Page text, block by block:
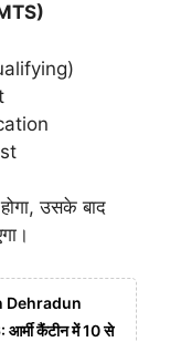
उसके बाद
Dehradun
कैंटीन में 10 से